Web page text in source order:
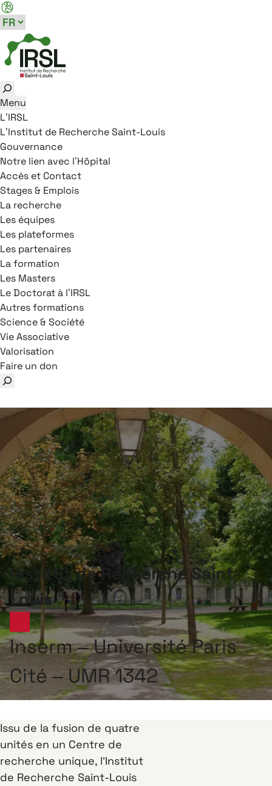
Aller au menu principal
Aller au contenu
Aller au pied de page
Rechercher
Menu
L’IRSL
L’Institut de Recherche Saint-Louis
Gouvernance
Notre lien avec l’Hôpital
Accès et Contact
Stages & Emplois
La recherche
Les équipes
Les plateformes
Les partenaires
La formation
Les Masters
Le Doctorat à l’IRSL
Autres formations
Science & Société
Vie Associative
Valorisation
Faire un don
Rechercher
Institut de Recherche Saint-
Louis
Inserm – Université Paris
Cité – UMR 1342
Issu de la fusion de quatre
unités en un Centre de
recherche unique, l’Institut
de Recherche Saint-Louis
Panneau de gestion des cookies